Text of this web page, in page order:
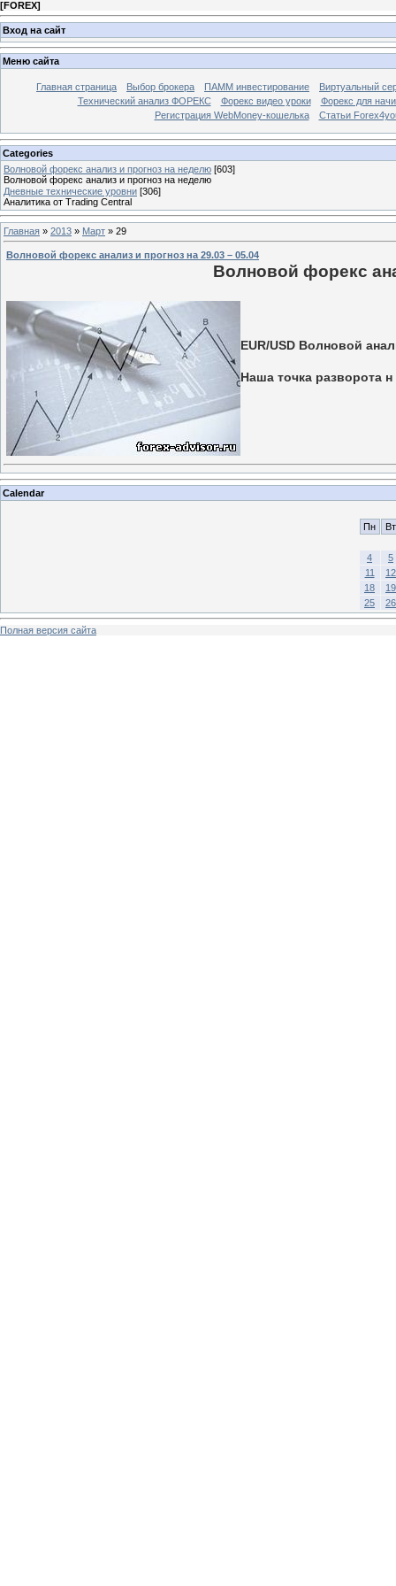
[FOREX]
Вход на сайт
Меню сайта
Главная страница Выбор брокера ПАММ инвестирование
Виртуальный
Технический анализ ФОРЕКС
Форекс видео уроки
Форекс для
Регистрация WebMoney-кошелька
Статьи
Categories
Волновой форекс анализ и прогноз на неделю [603]
Волновой форекс анализ и прогноз на неделю
Дневные технические уровни [306]
Аналитика от Trading Central
Главная » 2013 » Март » 29
Волновой форекс анализ и прогноз на 29.03 – 05.04
Волновой форекс
EUR/USD Волновой
Наша точка разворота н
Calendar
Пн Вт
4
5
11
12
18
19
25
26
Полная версия сайта